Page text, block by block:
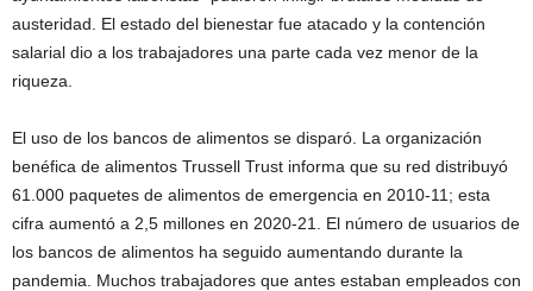
austeridad. El estado del bienestar fue atacado y la contención
salarial dio a los trabajadores una parte cada vez menor de la
riqueza.
El uso de los bancos de alimentos se disparó. La organización
benéfica de alimentos Trussell Trust informa que su red distribuyó
61.000 paquetes de alimentos de emergencia en 2010-11; esta
cifra aumentó a 2,5 millones en 2020-21. El número de usuarios de
los bancos de alimentos ha seguido aumentando durante la
pandemia. Muchos trabajadores que antes estaban empleados con